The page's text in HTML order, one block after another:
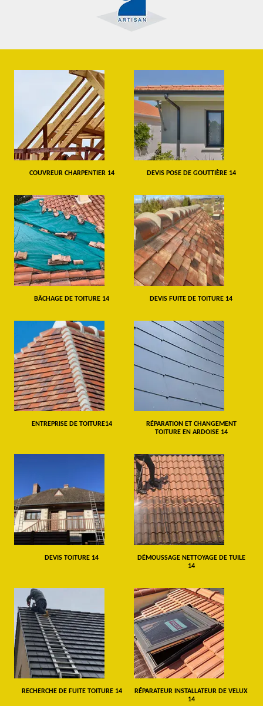
COUVREUR CHARPENTIER 14 DEVIS POSE DE GOUTTIÈRE 14
BÂCHAGE DE TOITURE 14 DEVIS FUITE DE TOITURE 14
ENTREPRISE DE TOITURE14
RÉPARATION ET CHANGEMENT
TOITURE EN ARDOISE 14
DEVIS TOITURE 14
DÉMOUSSAGE NETTOYAGE DE TUILE
14
RECHERCHE DE FUITE TOITURE 14
RÉPARATEUR INSTALLATEUR DE VELUX
14